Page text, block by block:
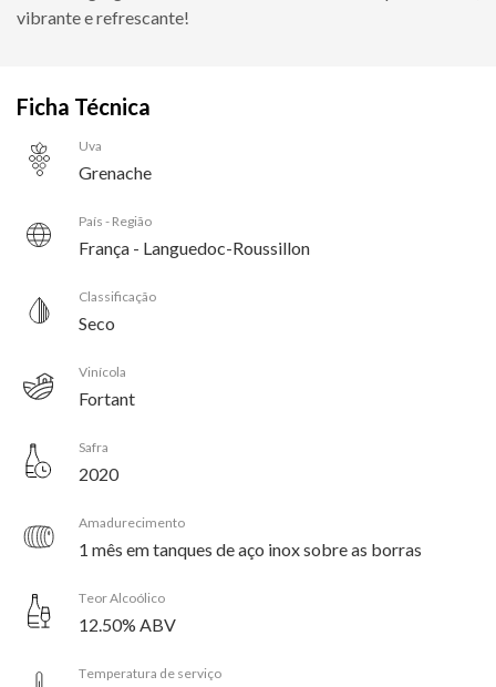
vibrante e refrescante!
Ficha Técnica
Uva
Grenache
País - Região
França - Languedoc-Roussillon
Classificação
Seco
Vinícola
Fortant
Safra
2020
Amadurecimento
1 mês em tanques de aço inox sobre as borras
Teor Alcoólico
12.50% ABV
Temperatura de serviço